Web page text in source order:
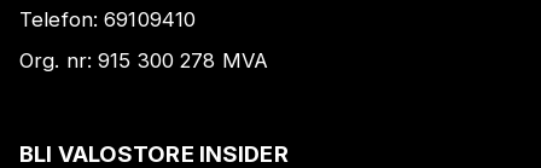
Telefon:69109410
Org. nr:915 300 278 MVA
BLI VALOSTORE INSIDER